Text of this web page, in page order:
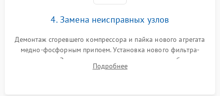
4. Замена неисправных узлов
Демонтаж сгоревшего компрессора и пайка нового агрегата
медно-фосфорным припоем. Установка нового фильтра-
осушителя. Замена изношенных вентиляторов обдува,
сломанных заслонок или поврежденных дверных петель.
Подробнее